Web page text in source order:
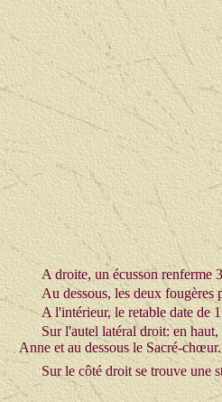
A droite, un écusson renferme
Au dessous, les deux fougères
A l'intérieur, le retable date de
Sur l'autel latéral droit: en
Anne et au dessous le Sacré-chœur.
Sur le côté droit se trouve une